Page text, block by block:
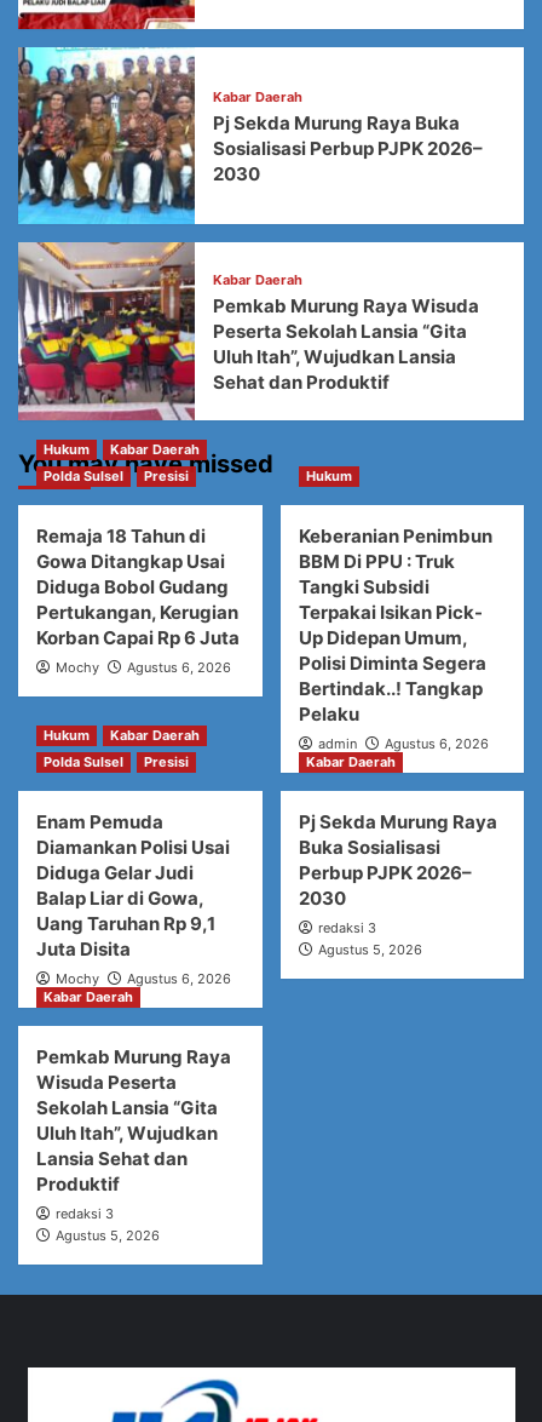
Kabar Daerah
Pj Sekda Murung Raya Buka
Sosialisasi Perbup PJPK 2026–
2030
Kabar Daerah
Pemkab Murung Raya Wisuda
Peserta Sekolah Lansia “Gita
Uluh Itah”, Wujudkan Lansia
Sehat dan Produktif
You may have missed
Hukum
Kabar Daerah
Polda Sulsel
Presisi
Remaja 18 Tahun di
Gowa Ditangkap Usai
Diduga Bobol Gudang
Pertukangan, Kerugian
Korban Capai Rp 6 Juta
Mochy Agustus 6, 2026
Hukum
Keberanian Penimbun
BBM Di PPU : Truk
Tangki Subsidi
Terpakai Isikan Pick-
Up Didepan Umum,
Polisi Diminta Segera
Bertindak..! Tangkap
Pelaku
admin Agustus 6, 2026
Hukum
Kabar Daerah
Polda Sulsel
Presisi
Enam Pemuda
Diamankan Polisi Usai
Diduga Gelar Judi
Balap Liar di Gowa,
Uang Taruhan Rp 9,1
Juta Disita
Mochy Agustus 6, 2026
Kabar Daerah
Pj Sekda Murung Raya
Buka Sosialisasi
Perbup PJPK 2026–
2030
redaksi 3
Agustus 5, 2026
Kabar Daerah
Pemkab Murung Raya
Wisuda Peserta
Sekolah Lansia “Gita
Uluh Itah”, Wujudkan
Lansia Sehat dan
Produktif
redaksi 3
Agustus 5, 2026